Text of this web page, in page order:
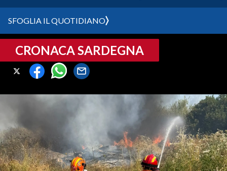
CRONACA SARDEGNA
CAGLIARI
SULCIS IGLESIENTE
ORISTANO E PROVINCIA
SASSARI E PROVINCIA
GALLURA
SFOGLIA IL QUOTIDIANO
CRONACA SARDEGNA